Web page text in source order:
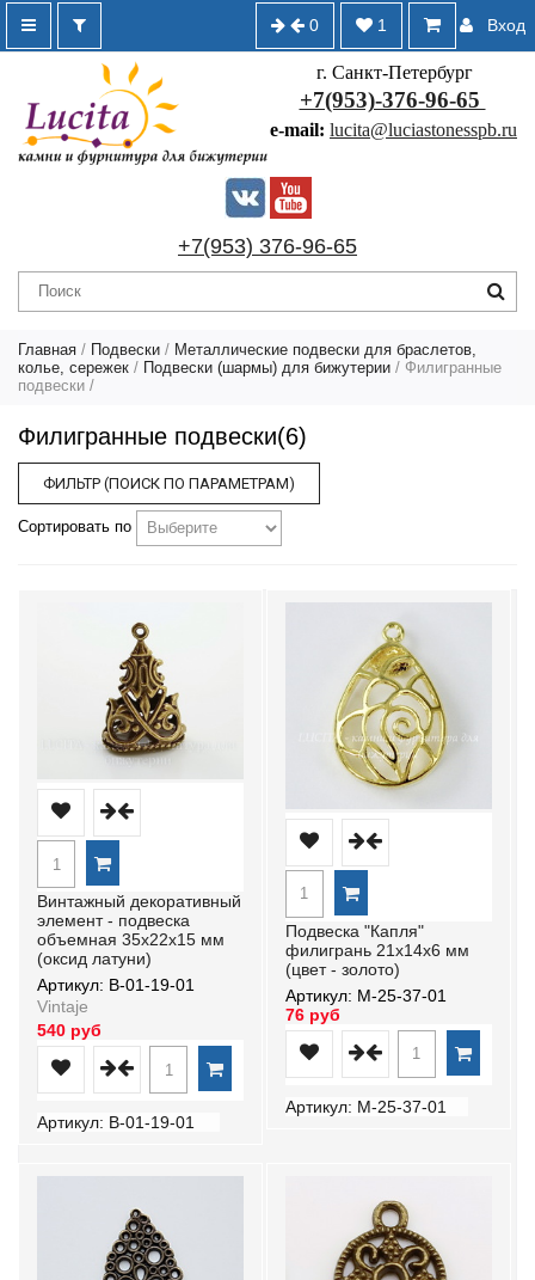
Вход
1
0
г. Санкт-Петербург
+7(953)-376-96-65
e-mail: lucita@luciastonesspb.ru
+7(953) 376-96-65
Главная / Подвески / Металлические подвески для браслетов,
колье, сережек / Подвески (шармы) для бижутерии / Филигранные
подвески /
Филигранные подвески(6)
ФИЛЬТР (ПОИСК ПО ПАРАМЕТРАМ)
Сортировать по
Винтажный декоративный
элемент - подвеска
объемная 35х22х15 мм
(оксид латуни)
Артикул: В-01-19-01
Vintaje
540 руб
Артикул: В-01-19-01
Подвеска "Капля"
филигрань 21х14х6 мм
(цвет - золото)
Артикул: М-25-37-01
76 руб
Артикул: М-25-37-01